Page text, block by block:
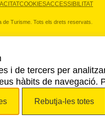
COOKIESACCESSIBILITAT
Turisme. Tots els drets reservats.
i de tercers per
hàbits de navegació.
Rebutja-les totes